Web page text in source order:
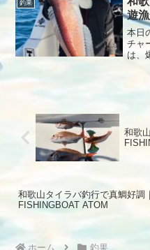
した
本日
宜し
釣果
遊
本日
チャ
は、
く
流し
まし
和歌
和歌山タイラバ釣行で真鯛好調
FISHINGBOAT ATOM
ホーム 釣果